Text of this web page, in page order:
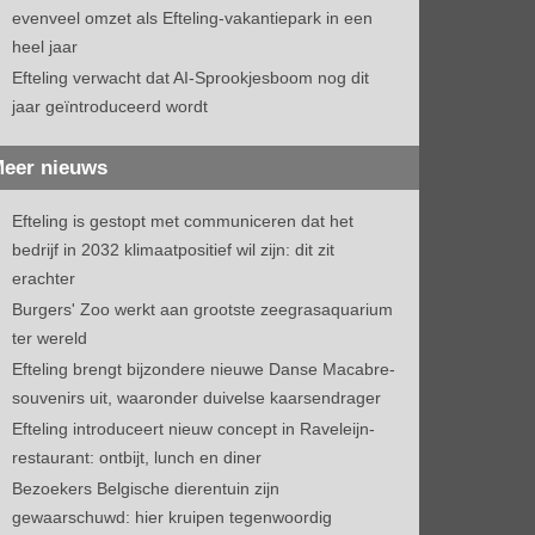
evenveel omzet als Efteling-vakantiepark in een
heel jaar
Efteling verwacht dat AI-Sprookjesboom nog dit
jaar geïntroduceerd wordt
nieuws
Efteling is gestopt met communiceren dat het
bedrijf in 2032 klimaatpositief wil zijn: dit zit
erachter
Burgers' Zoo werkt aan grootste zeegrasaquarium
ter wereld
Efteling brengt bijzondere nieuwe Danse Macabre-
souvenirs uit, waaronder duivelse kaarsendrager
Efteling introduceert nieuw concept in Raveleijn-
restaurant: ontbijt, lunch en diner
Bezoekers Belgische dierentuin zijn
gewaarschuwd: hier kruipen tegenwoordig